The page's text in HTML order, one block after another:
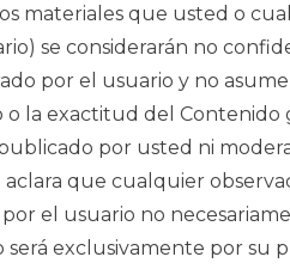
materiales que usted o
se considerarán no
por el usuario y no
la exactitud del Contenido
por usted ni
que cualquier
el usuario no
exclusivamente por su